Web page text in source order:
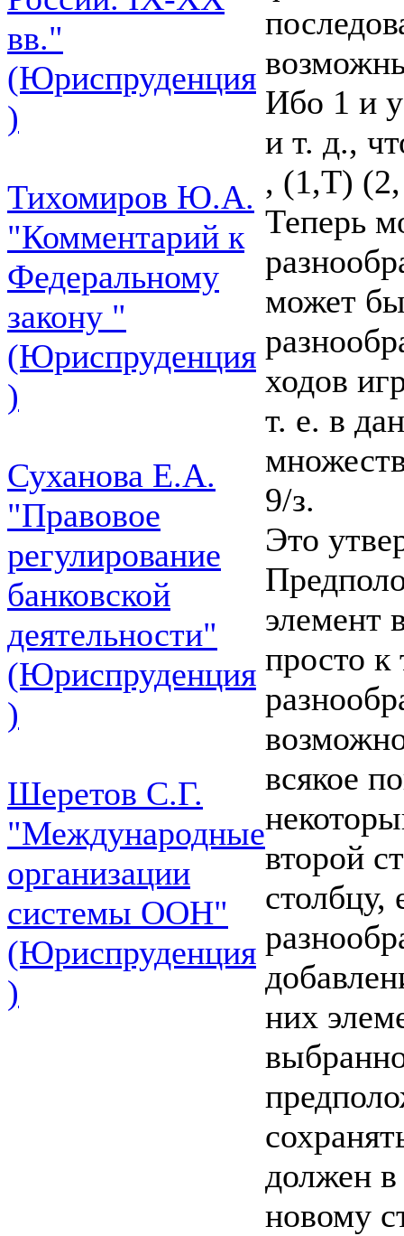
вв."
(Юриспруденция
)
Тихомиров Ю.А.
"Комментарий к
Федеральному
закону "
(Юриспруденция
)
Суханова Е.А.
"Правовое
регулирование
банковской
деятельности"
(Юриспруденция
)
Шеретов С.Г.
"Международные
организации
системы ООН"
(Юриспруденция
)
Ибо 1 и
и т. д.,
, (1,Т)
Теперь
может
ходов
т. е. в
9/з.
Это
элемент
просто к
всякое
второй
столбцу,
них
должен в
новому